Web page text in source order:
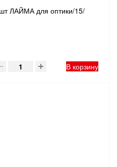
ЛАЙМА для оптики/15/
В корзину